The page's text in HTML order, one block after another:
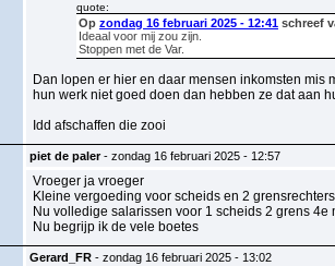
quote:
Op zondag 16 februari 2025 - 12:41 schreef
Ideaal voor mij zou zijn.
Stoppen met de Var.
Dan lopen er hier en daar mensen inkomsten mis
hun werk niet goed doen dan hebben ze dat aan
Idd afschaffen die zooi
piet de paler- zondag 16 februari 2025 - 12:57
Vroeger ja vroeger
Kleine vergoeding voor scheids en 2
Nu volledige salarissen voor 1 scheids 2 grens 4e
Nu begrijp ik de vele boetes
Gerard_FR - zondag 16 februari 2025 - 13:02